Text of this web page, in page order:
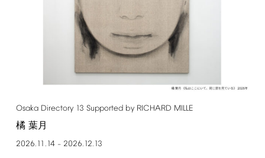
Osaka Directory 13 Supported by RICHARD MILLE
橘 葉月
2026.11.14– 2026.12.13